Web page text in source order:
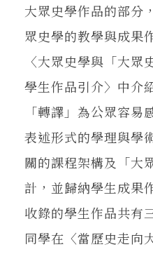
書評書介
東華風景
大眾史學作品的部分
眾史學的教學與成果
〈大眾史學與「大眾
學生作品引介〉中介
「轉譯」為公眾容
表述形式的學理與學
關的課程架構及「大
計，並歸納學生成果
收錄的學生作品共有
同學在〈當歷史走向